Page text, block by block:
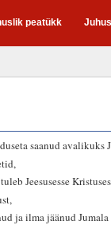
peatükk
saanud
Jeesusesse
ja ilma jäänud